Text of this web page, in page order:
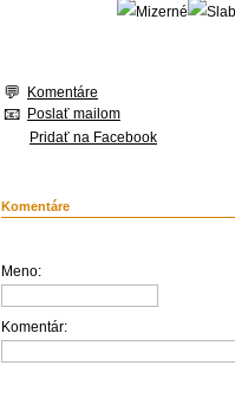
Komentáre
Poslať mailom
Pridať na Facebook
Komentáre
Meno:
Komentár: